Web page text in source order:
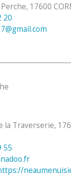
:
17600
20
:
la Traverserie,
55